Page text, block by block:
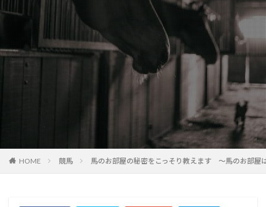
HOME 競馬 馬のお部屋の秘密をこっそり教えます ～馬のお部屋